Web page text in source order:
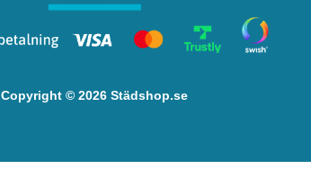
Copyright © 2026 Städshop.se